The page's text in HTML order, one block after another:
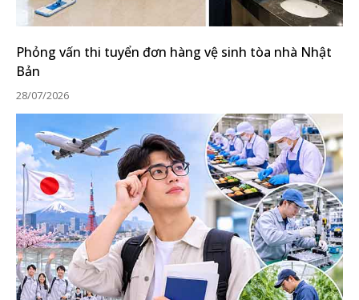
Phỏng vấn thi tuyển đơn hàng vệ sinh tòa nhà Nhật
Bản
28/07/2026